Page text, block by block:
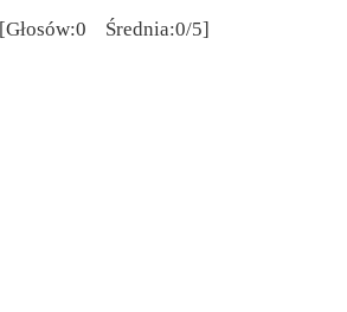
[Głosów:0 Średnia:0/5]